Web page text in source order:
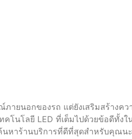
ายนอกของรถ แต่ยังเสริมสร้างค
โนโลยี LED ที่เต็มไปด้วยข้อดีทั้ง
นหาร้านบริการที่ดีที่สุดสำหรับคุณน